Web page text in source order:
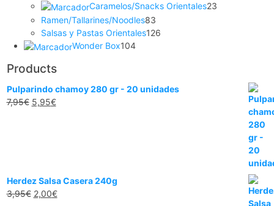
Caramelos/Snacks Orientales23
Ramen/Tallarines/Noodles83
Salsas y Pastas Orientales126
Wonder Box104
Products
Pulparindo chamoy 280 gr - 20 unidades
7,95€ 5,95€
Herdez Salsa Casera 240g
3,95€ 2,00€